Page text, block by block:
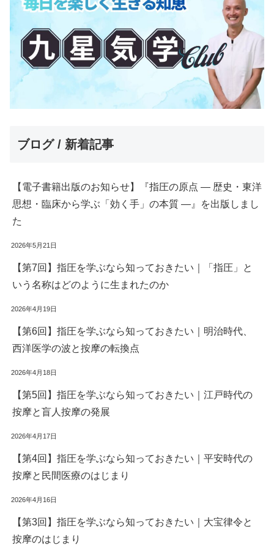
ブログ / 新着記事
【電子書籍出版のお知らせ】『指圧の原点 ― 歴史・東洋
思想・臨床から学ぶ「効く手」の本質 ―』を出版しまし
た
2026年5月21日
【第7回】指圧を学ぶなら知っておきたい｜「指圧」と
いう名称はどのように生まれたのか
2026年4月19日
【第6回】指圧を学ぶなら知っておきたい｜明治時代、
西洋医学の波と按摩の転換点
2026年4月18日
【第5回】指圧を学ぶなら知っておきたい｜江戸時代の
按摩と盲人按摩の発展
2026年4月17日
【第4回】指圧を学ぶなら知っておきたい｜平安時代の
按摩と民間医療のはじまり
2026年4月16日
【第3回】指圧を学ぶなら知っておきたい｜大宝律令と
按摩のはじまり